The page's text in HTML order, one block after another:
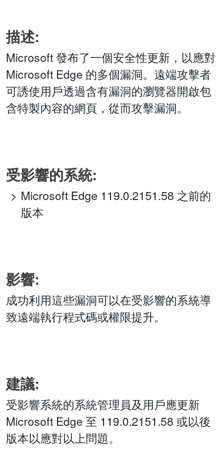
描述:
Microsoft 發布了一個安全性更新，以應對
Microsoft Edge 的多個漏洞。遠端攻擊者
可誘使用戶透過含有漏洞的瀏覽器開啟包
含特製內容的網頁，從而攻擊漏洞。
受影響的系統:
Microsoft Edge 119.0.2151.58 之前的
版本
影響:
成功利用這些漏洞可以在受影響的系統導
致遠端執行程式碼或權限提升。
建議:
受影響系統的系統管理員及用戶應更新
Microsoft Edge 至 119.0.2151.58 或以後
版本以應對以上問題。